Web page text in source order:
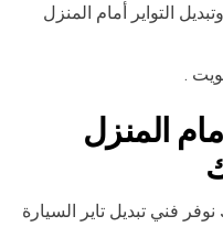
التواير أمام المنزل
.
المنزل
فني تبديل تاير السيارة